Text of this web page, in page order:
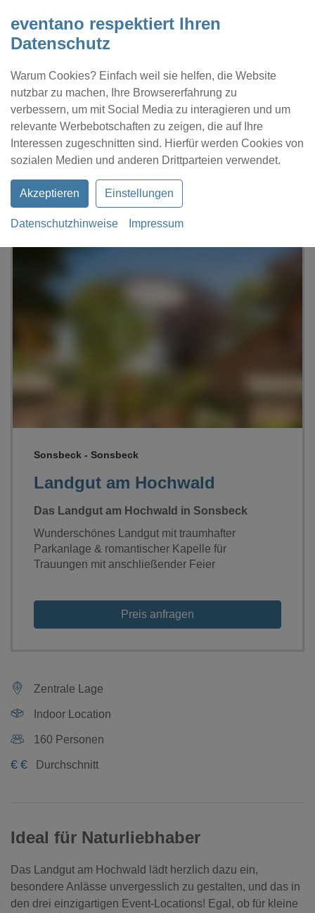
eventano respektiert Ihren
Datenschutz
Warum Cookies? Einfach weil sie helfen, die Website
nutzbar zu machen, Ihre Browsererfahrung zu
verbessern, um mit Social Media zu interagieren und um
relevante Werbebotschaften zu zeigen, die auf Ihre
Interessen zugeschnitten sind. Hierfür werden Cookies von
sozialen Medien und anderen Drittparteien verwendet.
Akzeptieren Einstellungen
Datenschutzhinweise Impressum
Kontakt Location eintragen Profil
Landgut am Hochwald
Landgut am Hochwald
Sonsbeck - Sonsbeck
Das Landgut am Hochwald in Sonsbeck
Wunderschönes Landgut mit traumhafter
Parkanlage & romantischer Kapelle für
Trauungen mit anschließender Feier
Preis anfragen
Zentrale Lage
Indoor Location
160 Personen
€ € Durchschnitt
Ideal für Naturliebhaber
Das Landgut am Hochwald lädt herzlich dazu ein,
besondere Anlässe unvergesslich zu gestalten, und das in
den drei einzigartigen Event-Locations! Egal, ob für kleine